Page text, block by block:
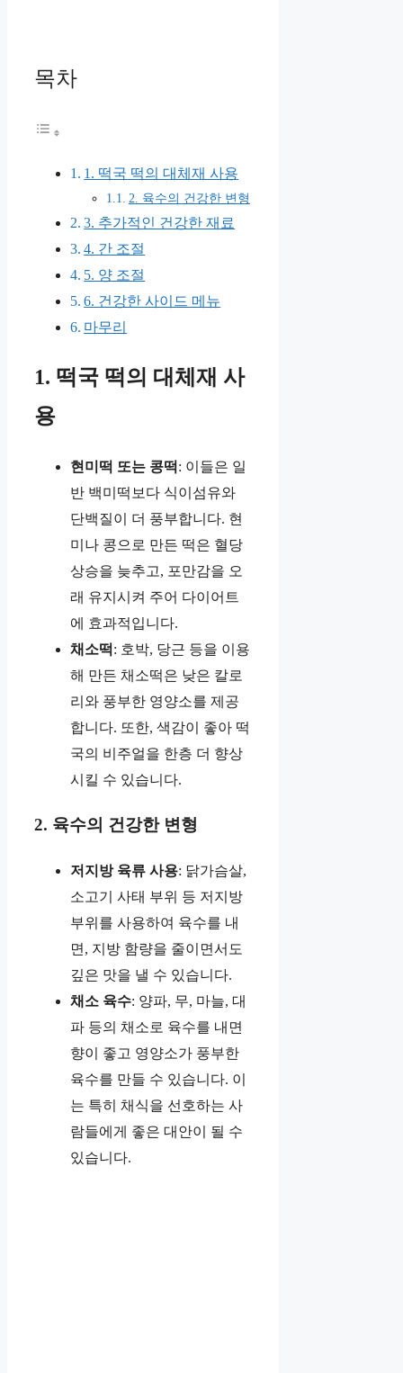
목차
1. 떡국 떡의 대체재 사용
2. 육수의 건강한 변형
3. 추가적인 건강한 재료
4. 간 조절
5. 양 조절
6. 건강한 사이드 메뉴
마무리
1. 떡국 떡의 대체재 사
용
현미떡 또는 콩떡 : 이들은 일
반 백미떡보다 식이섬유와
단백질이 더 풍부합니다. 현
미나 콩으로 만든 떡은 혈당
상승을 늦추고, 포만감을 오
래 유지시켜 주어 다이어트
에 효과적입니다.
채소떡 : 호박, 당근 등을 이용
해 만든 채소떡은 낮은 칼로
리와 풍부한 영양소를 제공
합니다. 또한, 색감이 좋아 떡
국의 비주얼을 한층 더 향상
시킬 수 있습니다.
2. 육수의 건강한 변형
저지방 육류 사용: 닭가슴살,
소고기 사태 부위 등 저지방
부위를 사용하여 육수를 내
면, 지방 함량을 줄이면서도
깊은 맛을 낼 수 있습니다.
채소 육수: 양파, 무, 마늘, 대
파 등의 채소로 육수를 내면
향이 좋고 영양소가 풍부한
육수를 만들 수 있습니다. 이
는 특히 채식을 선호하는 사
람들에게 좋은 대안이 될 수
있습니다.